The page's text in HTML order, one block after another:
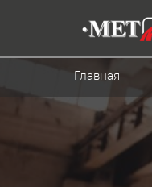
Главная